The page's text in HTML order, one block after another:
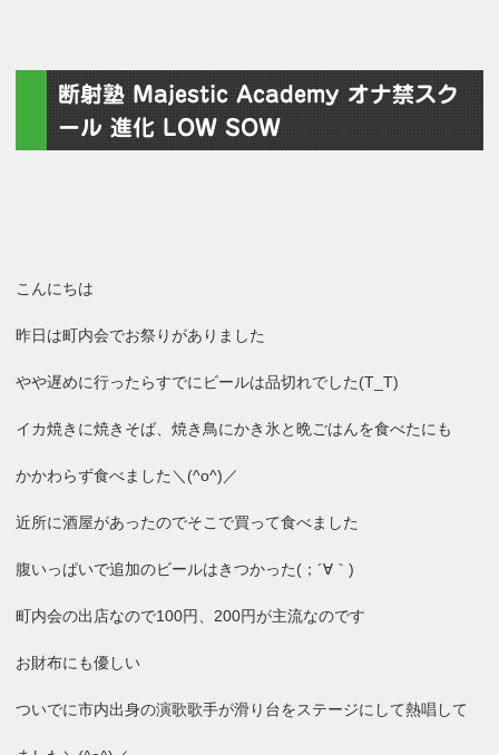
断射塾 Majestic Academy オナ禁スク
ール 進化 LOW SOW
こんにちは
昨日は町内会でお祭りがありました
やや遅めに行ったらすでにビールは品切れでした(T_T)
イカ焼きに焼きそば、焼き鳥にかき氷と晩ごはんを食べたにも
かかわらず食べました＼(^o^)／
近所に酒屋があったのでそこで買って食べました
腹いっぱいで追加のビールはきつかった(；´∀｀)
町内会の出店なので100円、200円が主流なのです
お財布にも優しい
ついでに市内出身の演歌歌手が滑り台をステージにして熱唱して